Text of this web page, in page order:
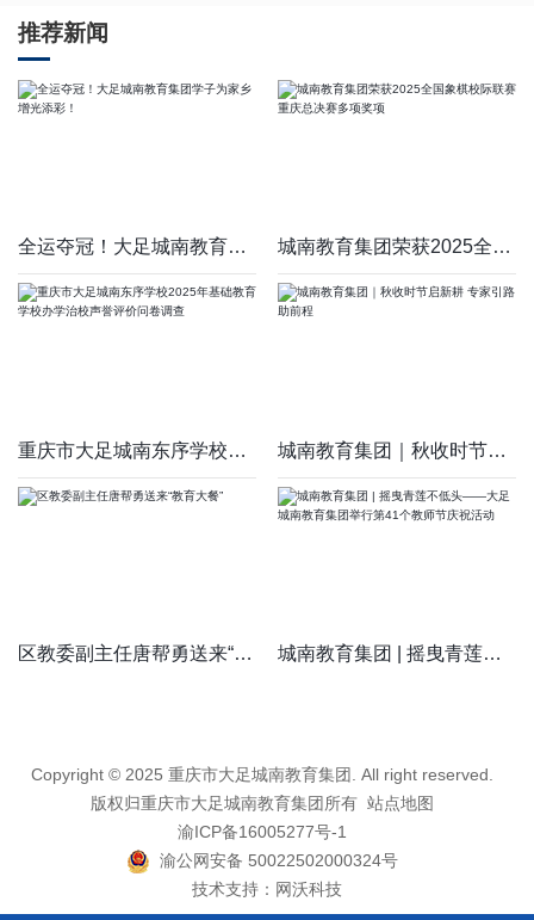
推荐新闻
全运夺冠！大足城南教育集团学子为家乡增光添彩！ 城南教育集团荣获2025全国象棋校际联赛重庆总决赛多项奖项
重庆市大足城南东序学校2025年基础教育学校办学治校声誉评价问卷 城南教育集团｜秋收时节启新耕 专家引路助前程
区教委副主任唐帮勇送来“教育大餐” 城南教育集团 | 摇曳青莲不低头——大足城南教育集团举行第41个
Copyright © 2025 重庆市大足城南教育集团. All right reserved.
版权归重庆市大足城南教育集团所有 站点地图
渝ICP备16005277号-1
渝公网安备 50022502000324号
技术支持： 网沃科技